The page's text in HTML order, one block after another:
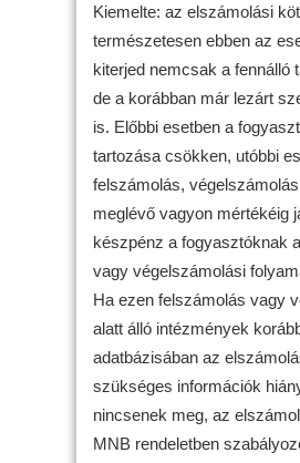
Kiemelte: az elszámolási
természetesen ebben az
kiterjed nemcsak a fennálló
de a korábban már lezárt
is. Előbbi esetben a
tartozása csökken, utóbbi
felszámolás,
meglévő vagyon mértékéig
készpénz a fogyasztóknak
vagy végelszámolási
Ha ezen felszámolás vagy
alatt álló intézmények
adatbázisában az
szükséges információk
nincsenek meg, az
MNB rendeletben